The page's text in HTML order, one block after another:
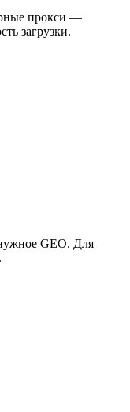
прокси —
загрузки.
GEO. Для